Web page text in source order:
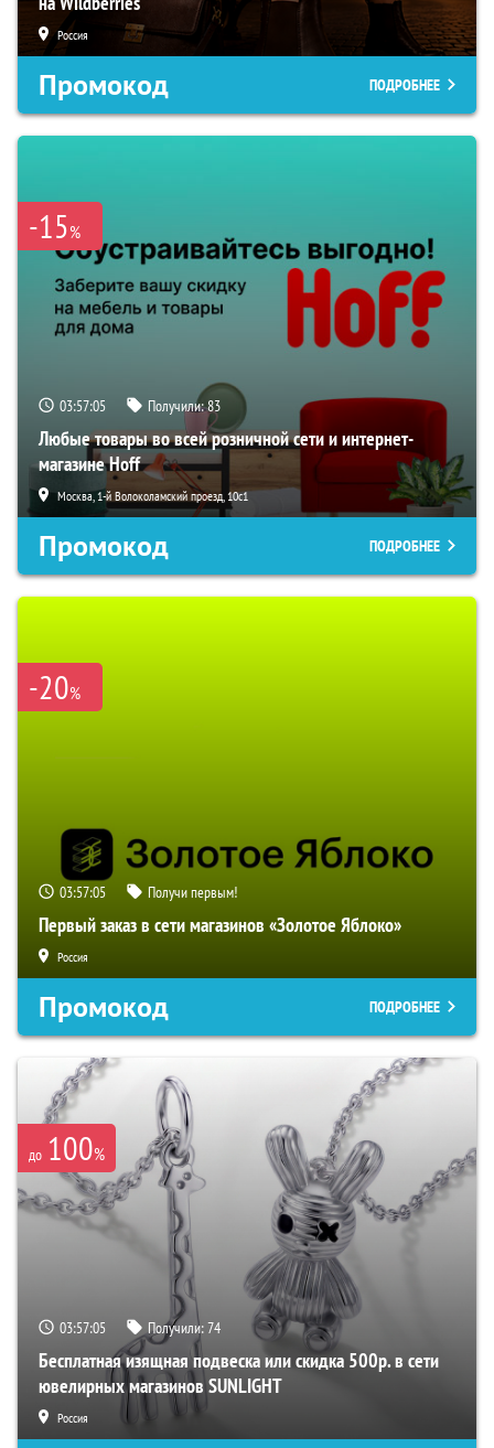
Россия
Промокод ПОДРОБНЕЕ
-15%
03:57:04 Получили:83
Любые товары во всей розничной сети и интернет-
магазине Hoff
Москва, 1-й Волоколамский проезд, 10с1
Промокод ПОДРОБНЕЕ
-20%
03:57:04 Получи первым!
Первый заказ в сети магазинов «Золотое Яблоко»
Россия
Промокод ПОДРОБНЕЕ
до 100%
03:57:04 Получили:74
Бесплатная изящная подвеска или скидка 500р. в сети
ювелирных магазинов SUNLIGHT
Россия